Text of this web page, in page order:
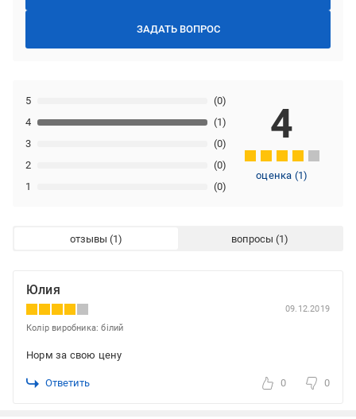
ЗАДАТЬ ВОПРОС
1 (0)
2 (0)
3 (0)
4 (1)
5 (0)
4
оценка (1)
отзывы вопросы
Юлия
09.12.2019
Колір виробника: білий
Норм за свою цену
Ответить 0 0